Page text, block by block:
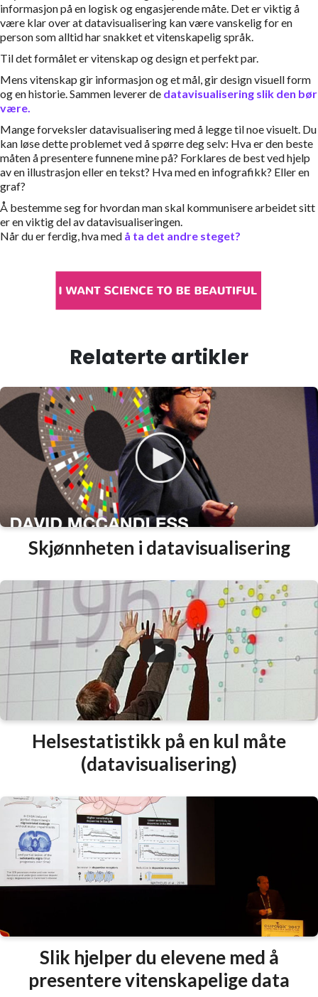
informasjon på en logisk og engasjerende måte. Det er viktig å
være klar over at datavisualisering kan være vanskelig for en
person som alltid har snakket et vitenskapelig språk.
Til det formålet er vitenskap og design et perfekt par.
Mens vitenskap gir informasjon og et mål, gir design visuell form
og en historie. Sammen leverer de datavisualisering slik den bør
være.
Mange forveksler datavisualisering med å legge til noe visuelt. Du
kan løse dette problemet ved å spørre deg selv: Hva er den beste
måten å presentere funnene mine på? Forklares de best ved hjelp
av en illustrasjon eller en tekst? Hva med en infografikk? Eller en
graf?
Å bestemme seg for hvordan man skal kommunisere arbeidet sitt
er en viktig del av datavisualiseringen.
Når du er ferdig, hva med å ta det andre steget?
Relaterte artikler
Skjønnheten i datavisualisering
Helsestatistikk på en kul måte
(datavisualisering)
Slik hjelper du elevene med å
presentere vitenskapelige data